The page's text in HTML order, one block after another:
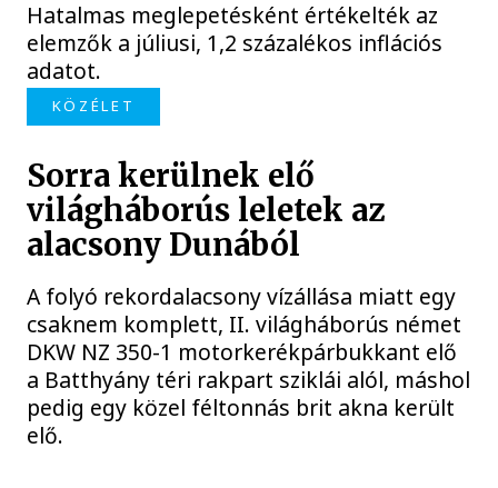
Hatalmas meglepetésként értékelték az
elemzők a júliusi, 1,2 százalékos inflációs
adatot.
KÖZÉLET
Sorra kerülnek elő
világháborús leletek az
alacsony Dunából
A folyó rekordalacsony vízállása miatt egy
csaknem komplett, II. világháborús német
DKW NZ 350-1 motorkerékpárbukkant elő
a Batthyány téri rakpart sziklái alól, máshol
pedig egy közel féltonnás brit akna került
elő.